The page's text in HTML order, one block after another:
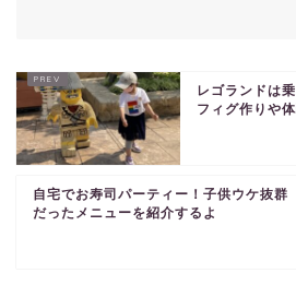
レゴランドは
フィグ作りや
自宅でお寿司パーティー！子供ウケ抜群
だったメニューを紹介するよ